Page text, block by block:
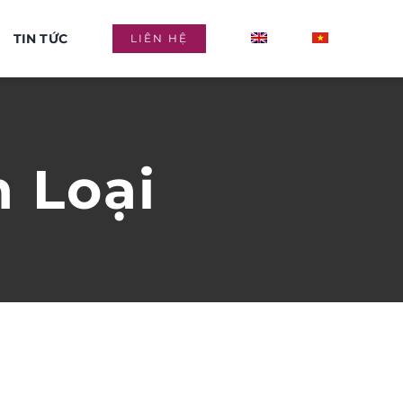
TIN TỨC LIÊN HỆ
Loại